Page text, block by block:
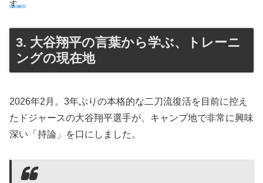
す。
3. 大谷翔平の言葉から学ぶ、トレーニ
ングの現在地
2026年2月。3年ぶりの本格的な二刀流復活を目前に控え
たドジャースの大谷翔平選手が、キャンプ地で非常に興味
深い「持論」を口にしました。